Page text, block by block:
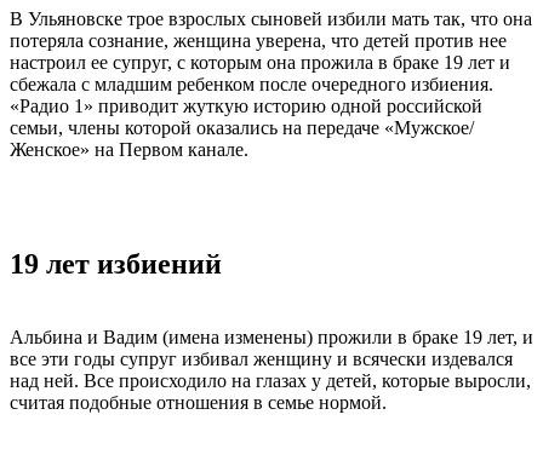
В Ульяновске трое взрослых сыновей избили мать так, что она
потеряла сознание, женщина уверена, что детей против нее
настроил ее супруг, с которым она прожила в браке 19 лет и
сбежала с младшим ребенком после очередного избиения.
«Радио 1» приводит жуткую историю одной российской
семьи, члены которой оказались на передаче «Мужское/
Женское» на Первом канале.
19 лет избиений
Альбина и Вадим (имена изменены) прожили в браке 19 лет, и
все эти годы супруг избивал женщину и всячески издевался
над ней. Все происходило на глазах у детей, которые выросли,
считая подобные отношения в семье нормой.